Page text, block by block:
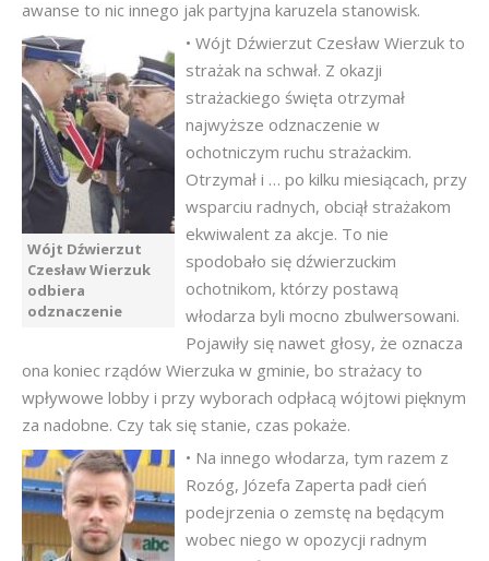
awanse to nic innego jak partyjna karuzela stanowisk.
Wójt Dźwierzut
Czesław Wierzuk
odbiera
odznaczenie
• Wójt Dźwierzut Czesław Wierzuk to
strażak na schwał. Z okazji
strażackiego święta otrzymał
najwyższe odznaczenie w
ochotniczym ruchu strażackim.
Otrzymał i … po kilku miesiącach, przy
wsparciu radnych, obciął strażakom
ekwiwalent za akcje. To nie
spodobało się dźwierzuckim
ochotnikom, którzy postawą
włodarza byli mocno zbulwersowani.
Pojawiły się nawet głosy, że oznacza
ona koniec rządów Wierzuka w gminie, bo strażacy to
wpływowe lobby i przy wyborach odpłacą wójtowi pięknym
za nadobne. Czy tak się stanie, czas pokaże.
• Na innego włodarza, tym razem z
Rozóg, Józefa Zaperta padł cień
podejrzenia o zemstę na będącym
wobec niego w opozycji radnym